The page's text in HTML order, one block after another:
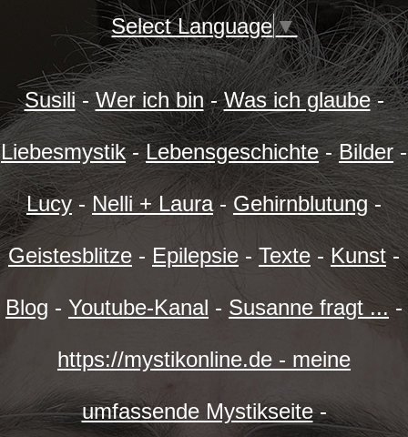
Select Language▼
Susili-Wer ich bin-Was ich glaube-
Liebesmystik-Lebensgeschichte-Bilder-
Lucy- Nelli + Laura-Gehirnblutung-
Geistesblitze - Epilepsie - Texte -Kunst-
Blog - Youtube-Kanal - Susanne fragt ... -
https://mystikonline.de - meine
umfassende Mystikseite-